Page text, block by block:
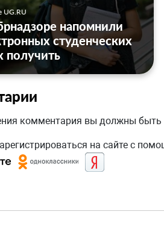
UG.RU
напомнили
студенческих
получить
комментария вы должны быть
на сайте с